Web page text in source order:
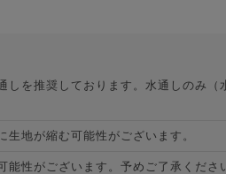
しを推奨しております。水通しのみ
地が縮む可能性がございます。
性がございます。予めご了承くださ